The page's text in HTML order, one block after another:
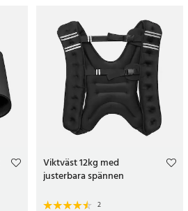
Viktväst 12kg med
justerbara spännen
2